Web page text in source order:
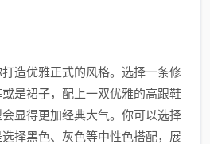
造优雅正式的风格。选择一条修
是裙子，配上一双优雅的高跟鞋
显得更加经典大气。你可以选择
择黑色、灰色等中性色搭配，展